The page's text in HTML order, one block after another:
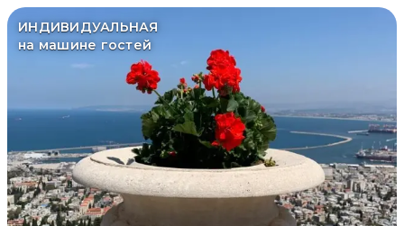
ИНДИВИДУАЛЬНАЯ
на машине гостей